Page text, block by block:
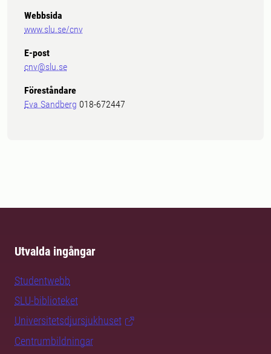
Webbsida
www.slu.se/cnv
E-post
cnv@slu.se
Föreståndare
Eva Sandberg 018-672447
Utvalda ingångar
Studentwebb
SLU-biblioteket
Universitetsdjursjukhuset
Centrumbildningar